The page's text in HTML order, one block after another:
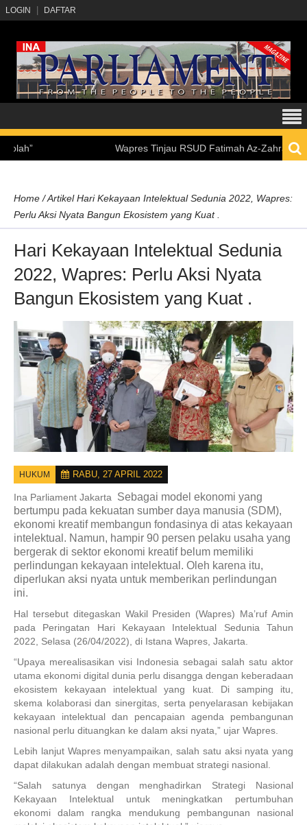
LOGIN DAFTAR
Wapres Tinjau RSUD Fatimah Az-Zahra
Home /Artikel Hari Kekayaan Intelektual Sedunia 2022, Wapres:
Perlu Aksi Nyata Bangun Ekosistem yang Kuat .
Hari Kekayaan Intelektual Sedunia
2022, Wapres: Perlu Aksi Nyata
Bangun Ekosistem yang Kuat .
HUKUM RABU, 27 APRIL 2022
Ina Parliament Jakarta Sebagai model ekonomi yang
bertumpu pada kekuatan sumber daya manusia (SDM),
ekonomi kreatif membangun fondasinya di atas kekayaan
intelektual. Namun, hampir 90 persen pelaku usaha yang
bergerak di sektor ekonomi kreatif belum memiliki
perlindungan kekayaan intelektual. Oleh karena itu,
diperlukan aksi nyata untuk memberikan perlindungan
ini.
Hal tersebut ditegaskan Wakil Presiden (Wapres) Ma’ruf Amin
pada Peringatan Hari Kekayaan Intelektual Sedunia Tahun
2022, Selasa (26/04/2022), di Istana Wapres, Jakarta.
“Upaya merealisasikan visi Indonesia sebagai salah satu aktor
utama ekonomi digital dunia perlu disangga dengan keberadaan
ekosistem kekayaan intelektual yang kuat. Di samping itu,
skema kolaborasi dan sinergitas, serta penyelarasan kebijakan
kekayaan intelektual dan pencapaian agenda pembangunan
nasional perlu dituangkan ke dalam aksi nyata,” ujar Wapres.
Lebih lanjut Wapres menyampaikan, salah satu aksi nyata yang
dapat dilakukan adalah dengan membuat strategi nasional.
“Salah satunya dengan menghadirkan Strategi Nasional
Kekayaan Intelektual untuk meningkatkan pertumbuhan
ekonomi dalam rangka mendukung pembangunan nasional